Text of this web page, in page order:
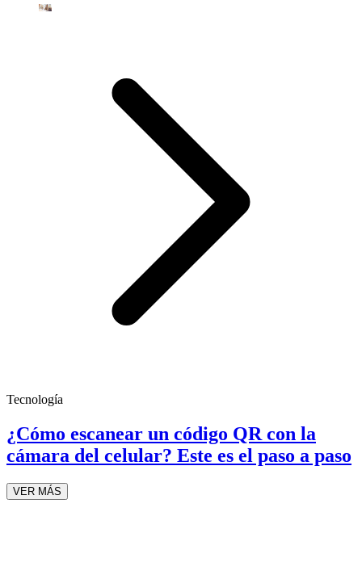
Tecnología
¿Cómo escanear un código QR con la
cámara del celular? Este es el paso a paso
VER MÁS